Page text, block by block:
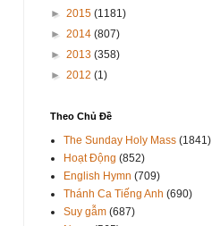
► 2015 (1181)
► 2014 (807)
► 2013 (358)
► 2012 (1)
Theo Chủ Đề
The Sunday Holy Mass (1841)
Hoạt Động (852)
English Hymn (709)
Thánh Ca Tiếng Anh (690)
Suy gẫm (687)